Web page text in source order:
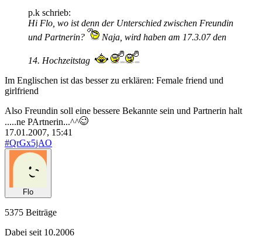
p.k schrieb:
Hi Flo, wo ist denn der Unterschied zwischen Freundin
und Partnerin?
Naja, wird haben am 17.3.07 den
14. Hochzeitstag
Im Englischen ist das besser zu erklären: Female friend und
girlfriend
Also Freundin soll eine bessere Bekannte sein und Partnerin halt
.....ne PArtnerin...^^
17.01.2007, 15:41
#QrGx5jAO
Flo
5375 Beiträge
Dabei seit 10.2006